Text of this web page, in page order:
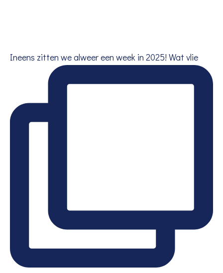
Ineens zitten we alweer een week in 2025! Wat vlie